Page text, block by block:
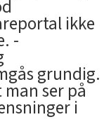
ikke
-
grundig.
ser på
i